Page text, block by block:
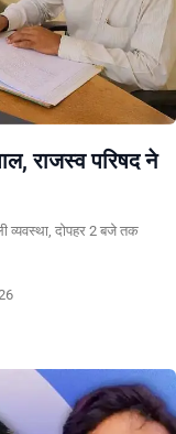
राजस्व परिषद ने
व्यवस्था, दोपहर 2 बजे तक